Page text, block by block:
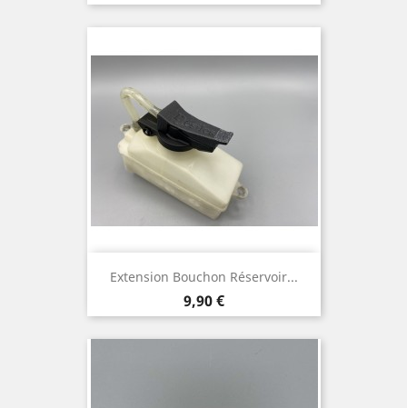
Extension Bouchon Réservoir...
Prix
9,90 €